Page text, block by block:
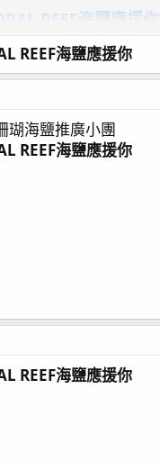
REEF海鹽應援你
海鹽 3個名額
額
REEF海鹽應援你
瑚海鹽推廣小團
REEF海鹽應援你
REEF海鹽應援你